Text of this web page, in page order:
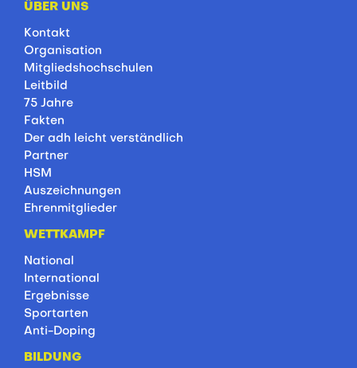
ÜBER UNS
Kontakt
Organisation
Mitgliedshochschulen
Leitbild
75 Jahre
Fakten
Der adh leicht verständlich
Partner
HSM
Auszeichnungen
Ehrenmitglieder
WETTKAMPF
National
International
Ergebnisse
Sportarten
Anti-Doping
BILDUNG